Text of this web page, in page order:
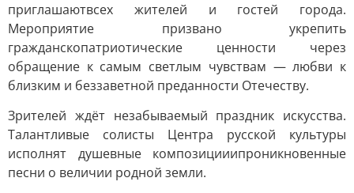
приглашаютвсех жителей и гостей города.
Мероприятие призвано укрепить
гражданскопатриотические ценности через
обращение к самым светлым чувствам — любви к
близким и беззаветной преданности Отечеству.
Зрителей ждёт незабываемый праздник искусства.
Талантливые солисты Центра русской культуры
исполнят душевные композицииипроникновенные
песни о величии родной земли.